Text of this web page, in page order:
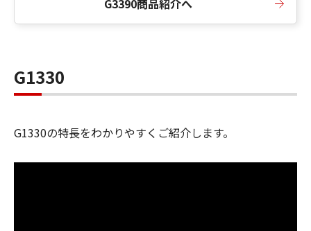
G3390商品紹介へ
G1330
G1330の特長をわかりやすくご紹介します。